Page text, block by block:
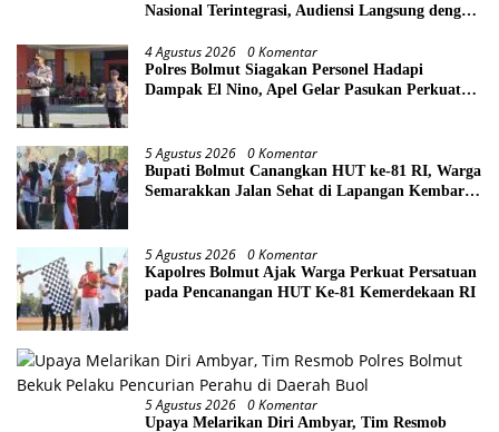
Nasional Terintegrasi, Audiensi Langsung dengan
4 Agustus 2026 0 Komentar
Polres Bolmut Siagakan Personel Hadapi
Dampak El Nino, Apel Gelar Pasukan Perkuat
5 Agustus 2026 0 Komentar
Bupati Bolmut Canangkan HUT ke-81 RI, Warga
Semarakkan Jalan Sehat di Lapangan Kembar
5 Agustus 2026 0 Komentar
Kapolres Bolmut Ajak Warga Perkuat Persatuan
pada Pencanangan HUT Ke-81 Kemerdekaan RI
5 Agustus 2026 0 Komentar
Upaya Melarikan Diri Ambyar, Tim Resmob